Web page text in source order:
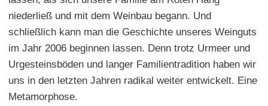
niederließ und mit dem Weinbau begann. Und
schließlich kann man die Geschichte unseres Weinguts
im Jahr 2006 beginnen lassen. Denn trotz Urmeer und
Urgesteinsböden und langer Familientradition haben wir
uns in den letzten Jahren radikal weiter entwickelt. Eine
Metamorphose.